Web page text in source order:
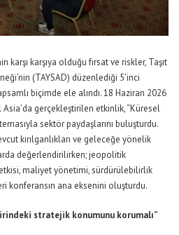
karşıya olduğu fırsat ve riskler, Taşıt
(TAYSAD) düzenlediği 5’inci
biçimde ele alındı. 18 Haziran 2026
gerçekleştirilen etkinlik, “Küresel
sektör paydaşlarını buluşturdu.
kırılganlıkları ve geleceğe yönelik
değerlendirilirken; jeopolitik
maliyet yönetimi, sürdürülebilirlik
konferansın ana eksenini oluşturdu.
stratejik konumunu korumalı”